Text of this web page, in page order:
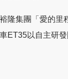
裕隆集團「愛的里
車ET35以自主研